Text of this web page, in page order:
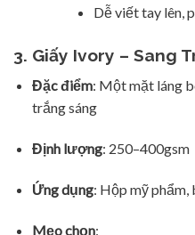
Dễ viết tay lên,
3. Giấy Ivory – Sang
Đặc điểm: Một mặt láng
trắng sáng
Định lượng: 250–400gsm
Ứng dụng: Hộp mỹ phẩm,
Mẹo chọn: